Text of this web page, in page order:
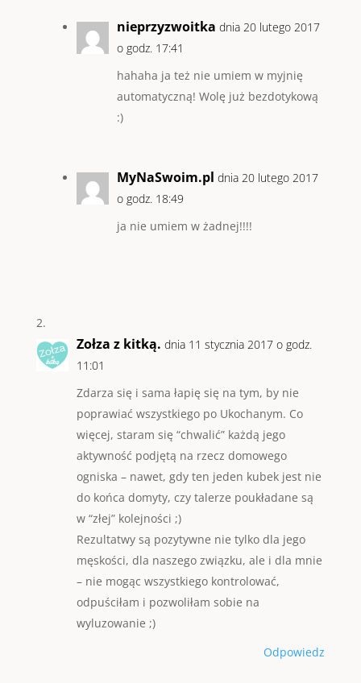
nieprzyzwoitka dnia 20 lutego 2017
o godz. 17:41
hahaha ja też nie umiem w myjnię
automatyczną! Wolę już bezdotykową
:)
MyNaSwoim.pl dnia 20 lutego 2017
o godz. 18:49
ja nie umiem w żadnej!!!!
Zołza z kitką. dnia 11 stycznia 2017 o godz.
11:01
Zdarza się i sama łapię się na tym, by nie
poprawiać wszystkiego po Ukochanym. Co
więcej, staram się “chwalić” każdą jego
aktywność podjętą na rzecz domowego
ogniska – nawet, gdy ten jeden kubek jest nie
do końca domyty, czy talerze poukładane są
w “złej” kolejności ;)
Rezultatwy są pozytywne nie tylko dla jego
męskości, dla naszego związku, ale i dla mnie
– nie mogąc wszystkiego kontrolować,
odpuściłam i pozwoliłam sobie na
wyluzowanie ;)
Odpowiedz